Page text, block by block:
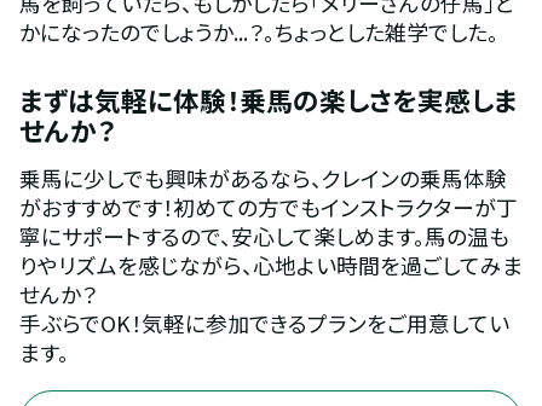
かになったのでしょうか...？。ちょっとした雑学でした。
まずは気軽に体験！乗馬の楽しさを実感しま
せんか？
乗馬に少しでも興味があるなら、クレインの乗馬体験
がおすすめです！初めての方でもインストラクターが丁
寧にサポートするので、安心して楽しめます。馬の温も
りやリズムを感じながら、心地よい時間を過ごしてみま
せんか？
手ぶらでOK！気軽に参加できるプランをご用意してい
ます。